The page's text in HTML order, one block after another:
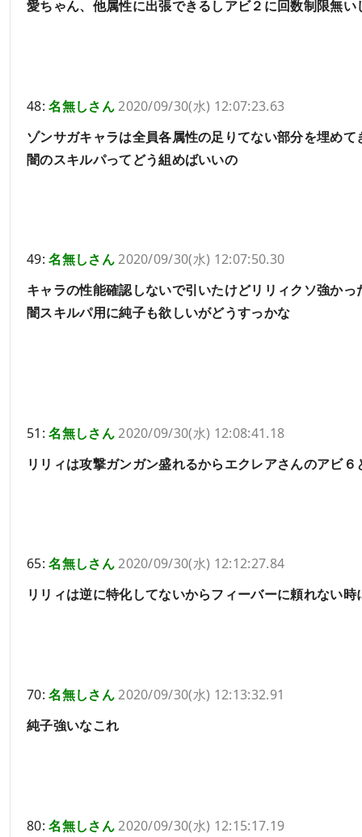
愛ちゃん、他属性に出張できるしアビ２に回数制限無
48:名無しさん2020/09/30(水) 12:07:23.63
ゾンサガキャラは全員各属性の足りてない部分を埋めて
闇のスキルパってどう組めばいいの
49:名無しさん2020/09/30(水) 12:07:50.30
キャラの性能確認しないで引いたけどリリィクソ強かっ
闇スキルパ用に純子も欲しいがどうすっかな
51:名無しさん2020/09/30(水) 12:08:41.18
リリィは攻撃ガンガン盛れるからエクレアさんのアビ６
65:名無しさん2020/09/30(水) 12:12:27.84
リリィは逆に特化してないからフィーバーに頼れない
70:名無しさん2020/09/30(水) 12:13:32.91
純子強いなこれ
80:名無しさん2020/09/30(水) 12:15:17.19